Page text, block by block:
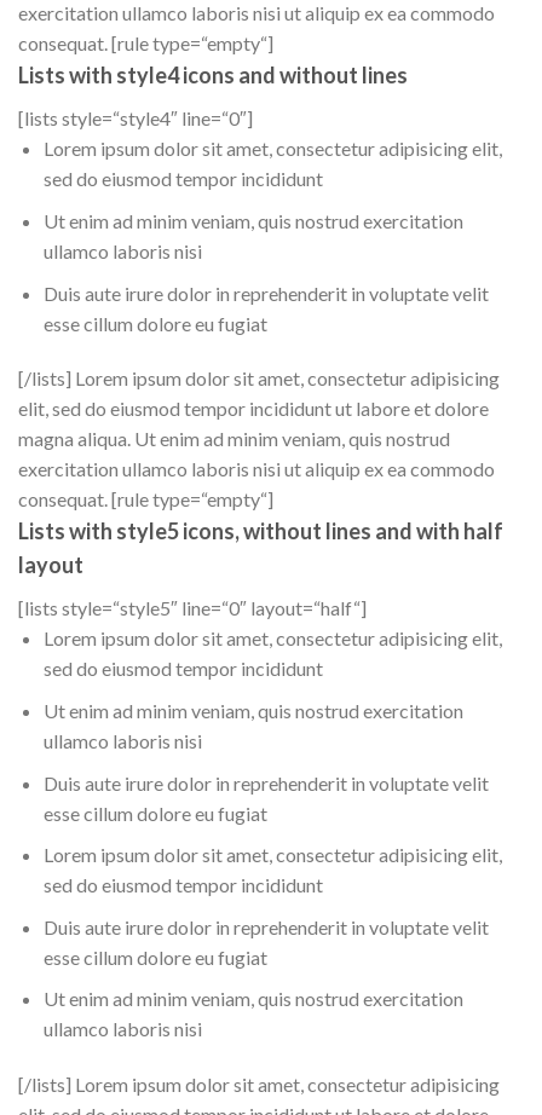
exercitation ullamco laboris nisi ut aliquip ex ea commodo
consequat. [rule type=“empty“]
Lists with style4 icons and without lines
[lists style=“style4″ line=“0″]
Lorem ipsum dolor sit amet, consectetur adipisicing elit,
sed do eiusmod tempor incididunt
Ut enim ad minim veniam, quis nostrud exercitation
ullamco laboris nisi
Duis aute irure dolor in reprehenderit in voluptate velit
esse cillum dolore eu fugiat
[/lists] Lorem ipsum dolor sit amet, consectetur adipisicing
elit, sed do eiusmod tempor incididunt ut labore et dolore
magna aliqua. Ut enim ad minim veniam, quis nostrud
exercitation ullamco laboris nisi ut aliquip ex ea commodo
consequat. [rule type=“empty“]
Lists with style5 icons, without lines and with half
layout
[lists style=“style5″ line=“0″ layout=“half“]
Lorem ipsum dolor sit amet, consectetur adipisicing elit,
sed do eiusmod tempor incididunt
Ut enim ad minim veniam, quis nostrud exercitation
ullamco laboris nisi
Duis aute irure dolor in reprehenderit in voluptate velit
esse cillum dolore eu fugiat
Lorem ipsum dolor sit amet, consectetur adipisicing elit,
sed do eiusmod tempor incididunt
Duis aute irure dolor in reprehenderit in voluptate velit
esse cillum dolore eu fugiat
Ut enim ad minim veniam, quis nostrud exercitation
ullamco laboris nisi
[/lists] Lorem ipsum dolor sit amet, consectetur adipisicing